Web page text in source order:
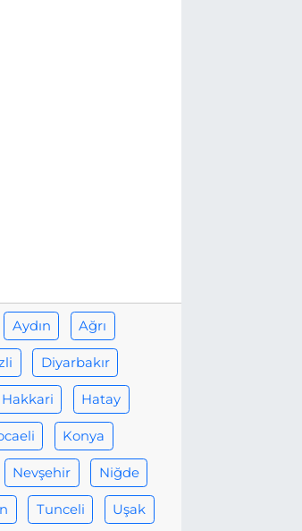
Aydın Ağrı
Diyarbakır
Hakkari Hatay
Konya
Nevşehir Niğde
Tunceli Uşak